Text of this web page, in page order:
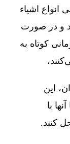
اشیاء
و در صورت
کوتاه به
این
با
کنند.